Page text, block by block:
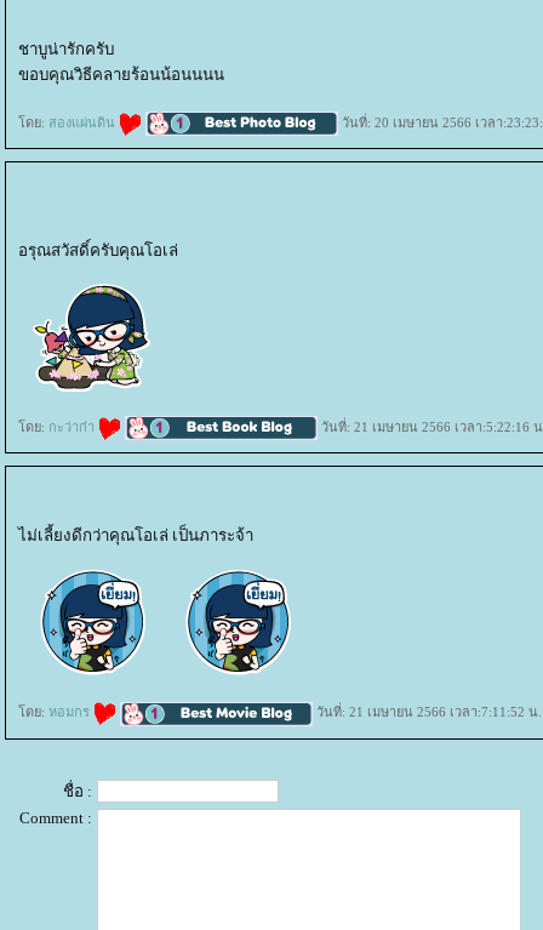
ชาบูน่ารักครับ
ขอบคุณวิธีคลายร้อนน้อนนนน
ดย: สองแผ่นดิน วันที่: 20 เมษายน 2566 เวลา
อรุณสวัสดิ์ครับคุณโอเล่
ดย: กะว่าก๋า วันที่: 21 เมษายน 2566 เวลา:5:22:16
ไม่เลี้ยงดีกว่าคุณโอเล่ เป็นภาระจ้า
ดย: หอมกร วันที่: 21 เมษายน 2566 เวลา:7:11:52 น.
ชื่อ :
Comment :